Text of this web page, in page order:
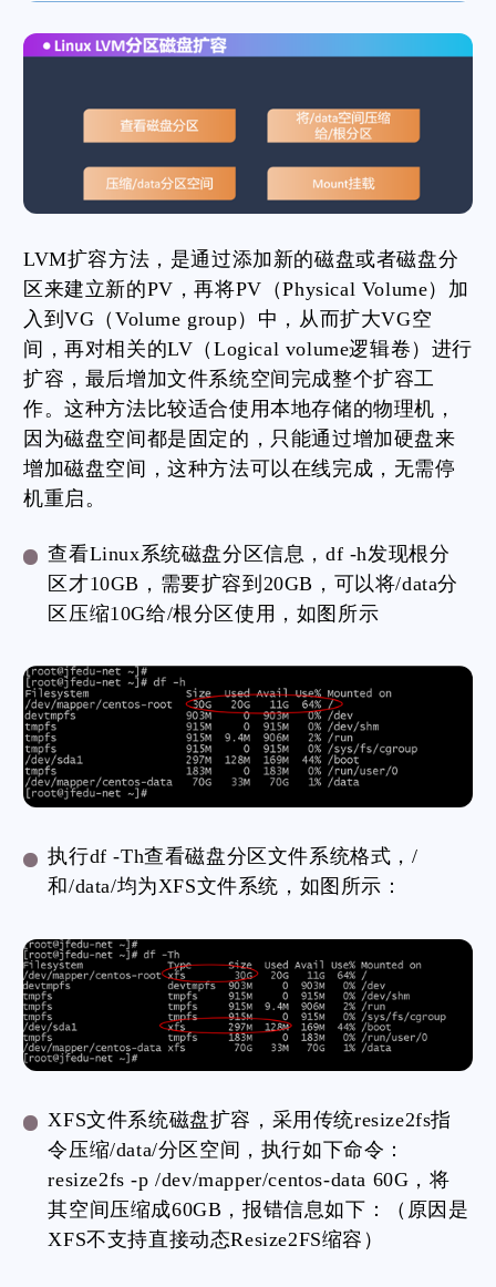
LVM扩容方法，是通过添加新的磁盘或者磁盘分
区来建立新的PV，再将PV（Physical Volume）加
入到VG（Volume group）中，从而扩大VG空
间，再对相关的LV（Logical volume逻辑卷）进行
扩容，最后增加文件系统空间完成整个扩容工
作。这种方法比较适合使用本地存储的物理机，
因为磁盘空间都是固定的，只能通过增加硬盘来
增加磁盘空间，这种方法可以在线完成，无需停
机重启。
查看Linux系统磁盘分区信息，df -h发现根分
区才10GB，需要扩容到20GB，可以将/data分
区压缩10G给/根分区使用，如图所示
执行df -Th查看磁盘分区文件系统格式，/
和/data/均为XFS文件系统，如图所示：
XFS文件系统磁盘扩容，采用传统resize2fs指
令压缩/data/分区空间，执行如下命令：
resize2fs -p /dev/mapper/centos-data 60G，将
其空间压缩成60GB，报错信息如下：（原因是
XFS不支持直接动态Resize2FS缩容）